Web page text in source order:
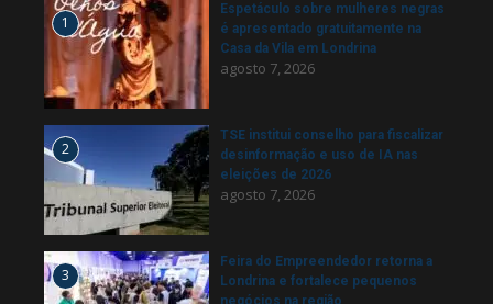
1
Espetáculo sobre mulheres negras
é apresentado gratuitamente na
Casa da Vila em Londrina
agosto 7, 2026
2
TSE institui conselho para fiscalizar
desinformação e uso de IA nas
eleições de 2026
agosto 7, 2026
3
Feira do Empreendedor retorna a
Londrina e fortalece pequenos
negócios na região